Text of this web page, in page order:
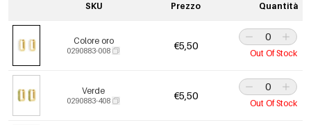
SKU Prezzo Quantità
Colore oro
0290883-008 €5,50
Out Of Stock
Verde
0290883-408 €5,50
Out Of Stock